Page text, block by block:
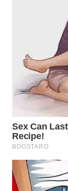
TOBA
NIAS
WN
LANGKAT
TAPANULI
SELATAN